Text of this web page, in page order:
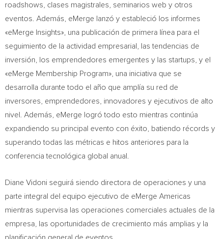
roadshows, clases magistrales, seminarios web y otros
eventos. Además, eMerge lanzó y estableció los informes
«eMerge Insights», una publicación de primera línea para el
seguimiento de la actividad empresarial, las tendencias de
inversión, los emprendedores emergentes y las startups, y el
«eMerge Membership Program», una iniciativa que se
desarrolla durante todo el año que amplía su red de
inversores, emprendedores, innovadores y ejecutivos de alto
nivel. Además, eMerge logró todo esto mientras continúa
expandiendo su principal evento con éxito, batiendo récords y
superando todas las métricas e hitos anteriores para la
conferencia tecnológica global anual.
Diane Vidoni seguirá siendo directora de operaciones y una
parte integral del equipo ejecutivo de eMerge Americas
mientras supervisa las operaciones comerciales actuales de la
empresa, las oportunidades de crecimiento más amplias y la